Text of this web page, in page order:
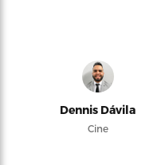
Dennis Dávila
Cine